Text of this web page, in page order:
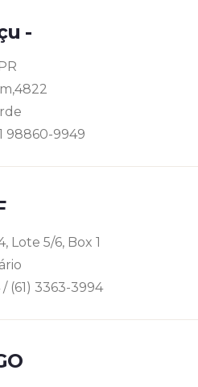
-
98860-9949
Lote 5/6, Box 1
(61) 3363-3994